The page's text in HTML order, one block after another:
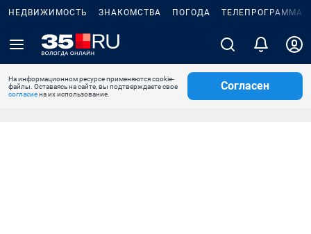
НЕДВИЖИМОСТЬ ЗНАКОМСТВА ПОГОДА ТЕЛЕПРОГРАММА
На информационном ресурсе применяются cookie-
файлы. Оставаясь на сайте, вы подтверждаете свое
согласиена их использование.
Согласен